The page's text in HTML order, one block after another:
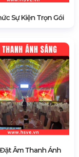
Sự Kiện Trọn Gói
Âm Thanh Ánh